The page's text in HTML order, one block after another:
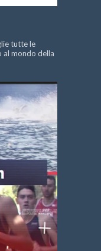
tutte le
al mondo della